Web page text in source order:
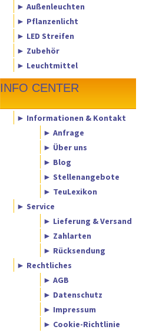
► Außenleuchten
► Pflanzenlicht
► LED Streifen
► Zubehör
► Leuchtmittel
INFO CENTER
► Informationen & Kontakt
► Anfrage
► Über uns
► Blog
► Stellenangebote
► TeuLexikon
► Service
► Lieferung & Versand
► Zahlarten
► Rücksendung
► Rechtliches
► AGB
► Datenschutz
► Impressum
► Cookie-Richtlinie